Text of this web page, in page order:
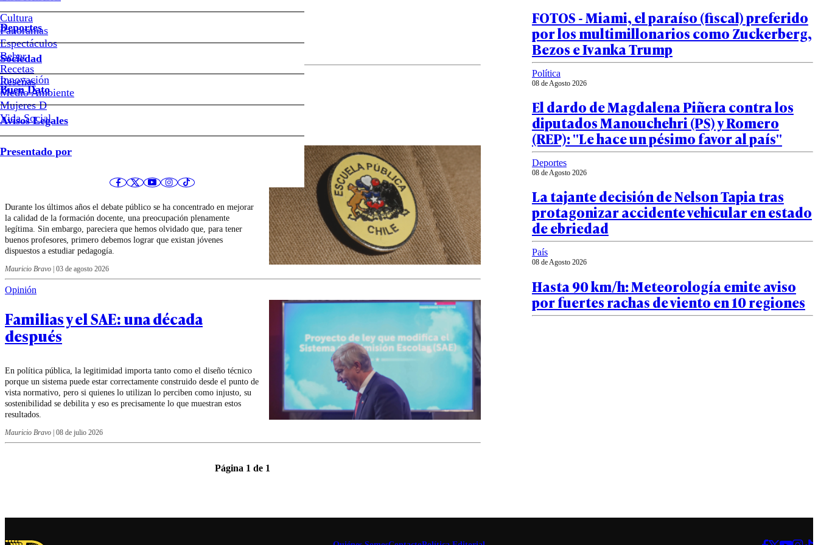
Cultura
Panoramas
Espectáculos
Beber
Recetas
Reseñas
Deportes
Sociedad
Innovación
Medio Ambiente
Mujeres D
Vida Social
Buen Dato
Avisos Legales
Presentado por
Últimos artículos de Mauricio Bravo
Durante los últimos años el debate público se ha concentrado en mejorar
la calidad de la formación docente, una preocupación plenamente
legítima. Sin embargo, pareciera que hemos olvidado que, para tener
buenos profesores, primero debemos lograr que existan jóvenes
dispuestos a estudiar pedagogía.
Mauricio Bravo 03 de agosto 2026
Opinión
Familias y el SAE: una década
después
En política pública, la legitimidad importa tanto como el diseño técnico
porque un sistema puede estar correctamente construido desde el punto de
vista normativo, pero si quienes lo utilizan lo perciben como injusto, su
sostenibilidad se debilita y eso es precisamente lo que muestran estos
resultados.
Mauricio Bravo 08 de julio 2026
Página 1 de 1
FOTOS - Miami, el paraíso (fiscal) preferido
por los multimillonarios como Zuckerberg,
Bezos e Ivanka Trump
Política
08 de Agosto 2026
El dardo de Magdalena Piñera contra los
diputados Manouchehri (PS) y Romero
(REP): "Le hace un pésimo favor al país"
Deportes
08 de Agosto 2026
La tajante decisión de Nelson Tapia tras
protagonizar accidente vehicular en estado
de ebriedad
País
08 de Agosto 2026
Hasta 90 km/h: Meteorología emite aviso
por fuertes rachas de viento en 10 regiones